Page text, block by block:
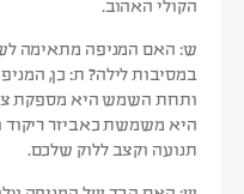
הקולי האהוב.
ש: האם המניפה מתאימה
במסיבות לילה? ת:כן,
ותחת השמש היא מספקת צל
היא משמשת כאביזר ריקוד
תנועה וקצב ללוק שלכם.